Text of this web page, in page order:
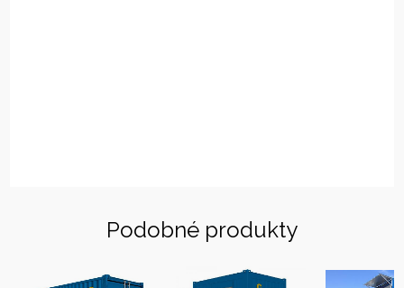
Podobné produkty